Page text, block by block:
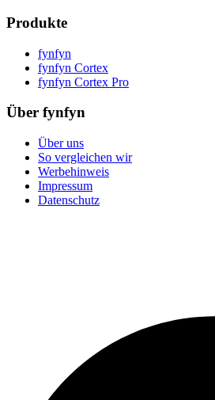
Produkte
fynfyn
fynfyn Cortex
fynfyn Cortex Pro
Über fynfyn
Über uns
So vergleichen wir
Werbehinweis
Impressum
Datenschutz